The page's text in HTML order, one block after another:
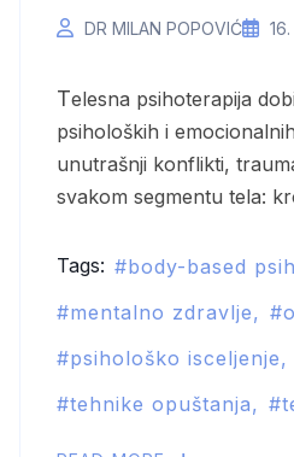
DR MILAN POPOVIĆ
Telesna psihoterapija dobija sve veću pažnju kao izuzetno moćan i sveobuhvatan način lečenja različitih
psiholoških i
unutrašnji konflikti,
svakom segmentu tela:
Tags: body-based
mentalno zdravlje
psihološko isceljenje
tehnike opuštanja